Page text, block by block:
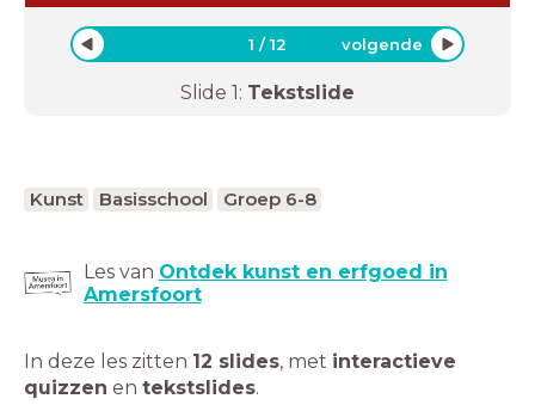
1 /12 volgende
Slide 1: Tekstslide
Kunst Basisschool Groep 6-8
Les van Ontdek kunst en erfgoed in
Amersfoort
In deze les zitten 12 slides, met interactieve
quizzen en tekstslides.